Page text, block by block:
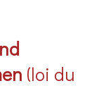
(loi du